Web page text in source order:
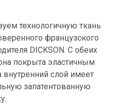
технологичную ткань
французского
DICKSON. С обеих
покрыта эластичным
внутренний слой имеет
запатентованную